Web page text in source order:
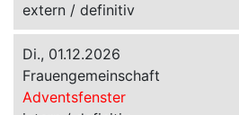
extern / definitiv
Di., 01.12.2026
Frauengemeinschaft
Adventsfenster